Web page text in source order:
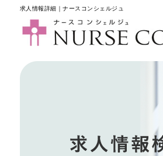
求人情報詳細｜ナースコンシェルジュ